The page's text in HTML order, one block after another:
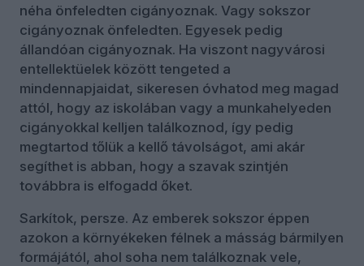
néha önfeledten cigányoznak. Vagy sokszor
cigányoznak önfeledten. Egyesek pedig
állandóan cigányoznak. Ha viszont nagyvárosi
entellektüelek között tengeted a
mindennapjaidat, sikeresen óvhatod meg magad
attól, hogy az iskolában vagy a munkahelyeden
cigányokkal kelljen találkoznod, így pedig
megtartod tőlük a kellő távolságot, ami akár
segíthet is abban, hogy a szavak szintjén
továbbra is elfogadd őket.
Sarkítok, persze. Az emberek sokszor éppen
azokon a környékeken félnek a másság bármilyen
formájától, ahol soha nem találkoznak vele,